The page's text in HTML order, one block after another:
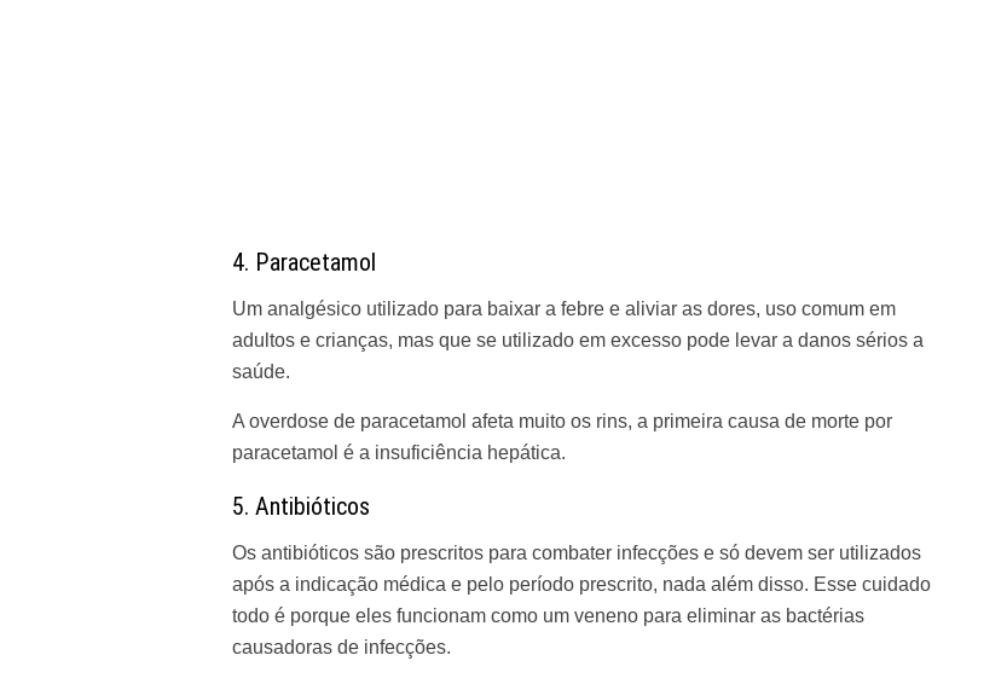
4. Paracetamol
Um analgésico utilizado para baixar a febre e aliviar as dores, uso comum em
adultos e crianças, mas que se utilizado em excesso pode levar a danos sérios a
saúde.
A overdose de paracetamol afeta muito os rins, a primeira causa de morte por
paracetamol é a insuficiência hepática.
5. Antibióticos
Os antibióticos são prescritos para combater infecções e só devem ser utilizados
após a indicação médica e pelo período prescrito, nada além disso. Esse cuidado
todo é porque eles funcionam como um veneno para eliminar as bactérias
causadoras de infecções.